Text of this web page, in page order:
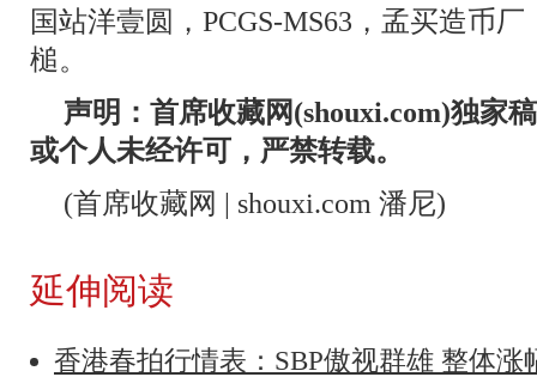
国站洋壹圆，PCGS-MS63，孟买造币
槌。
声明：首席收藏网(shouxi.com)独家
或个人未经许可，严禁转载。
(首席收藏网 | shouxi.com 潘尼)
延伸阅读
香港春拍行情表：SBP傲视群雄 整体